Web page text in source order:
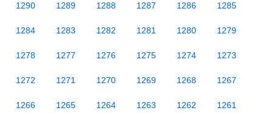
1290 1289 1288 1287 1286 1285
1284 1283 1282 1281 1280 1279
1278 1277 1276 1275 1274 1273
1272 1271 1270 1269 1268 1267
1266 1265 1264 1263 1262 1261